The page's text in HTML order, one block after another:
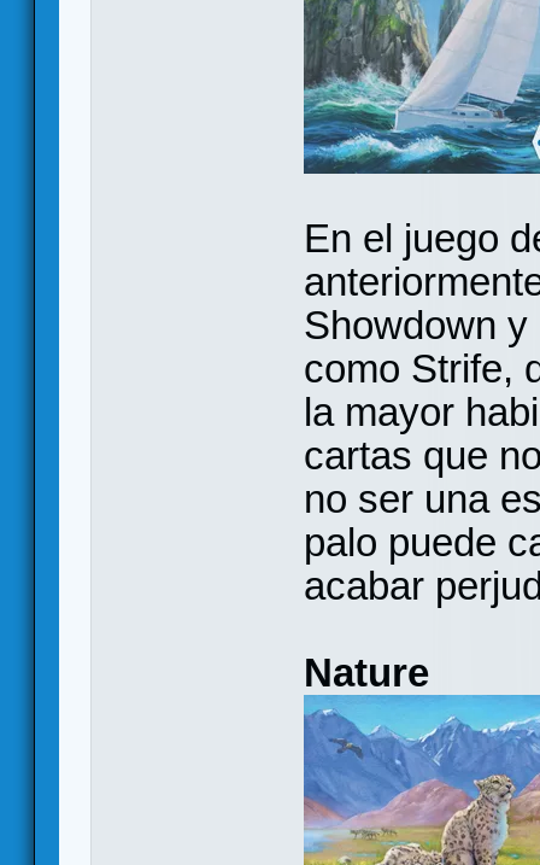
En el juego
Showdown
como Strife,
la mayor
cartas que
no ser una
palo puede
acabar
Nature